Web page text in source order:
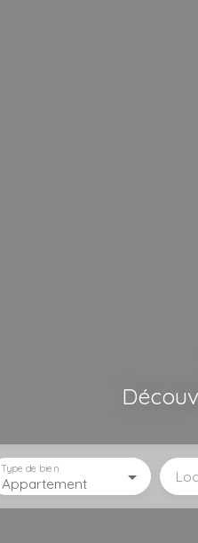
Appartement
Type de bien